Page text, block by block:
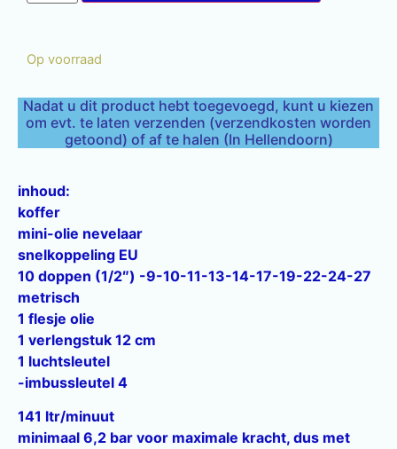
Op voorraad
Nadat u dit product hebt toegevoegd, kunt u kiezen
om evt. te laten verzenden (verzendkosten worden
getoond) of af te halen (In Hellendoorn)
inhoud:
koffer
mini-olie nevelaar
snelkoppeling EU
10 doppen (1/2″) -9-10-11-13-14-17-19-22-24-27
metrisch
1 flesje olie
1 verlengstuk 12 cm
1 luchtsleutel
-imbussleutel 4
141 ltr/minuut
minimaal 6,2 bar voor maximale kracht, dus met